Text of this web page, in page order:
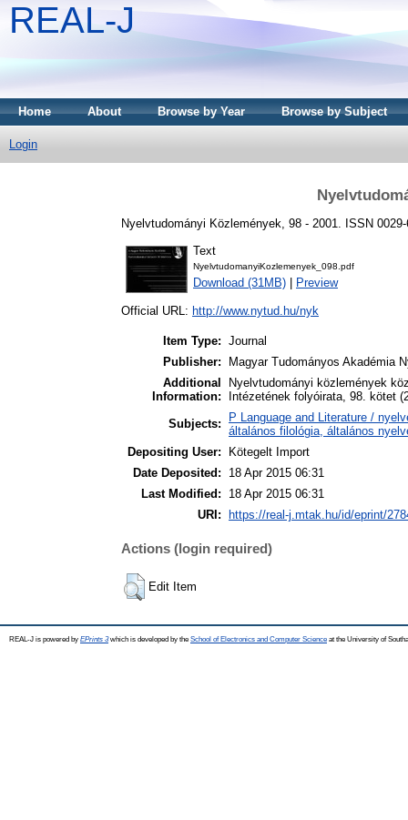
REAL-J
Home About Browse by Year Browse by Subject
Login
Nyelvtudományi Közlemények, 98 - 2001. ISSN 0029-
Text
NyelvtudomanyiKozlemenyek_098.pdf
Download (31MB) Preview
Official URL: http://www.nytud.hu/nyk
Item Type: Journal
Publisher:
Magyar Tudományos Akadémia
Additional
Information:
Nyelvtudományi közlemények
Intézetének folyóirata, 98. kötet
Subjects:
P Language and Literature /
általános filológia, általános
Depositing User:
Kötegelt Import
Date Deposited:
18 Apr 2015 06:31
Last Modified:
18 Apr 2015 06:31
URI:
https://real-j.mtak.hu/id/eprint/
Actions (login required)
Edit Item
REAL-J is powered by EPrints 3which is developed by the School of Electronics and Computer Science at the University of